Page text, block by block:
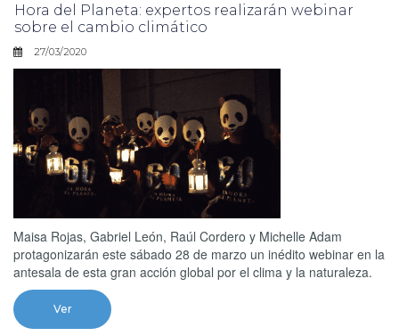
Hora del Planeta: expertos realizarán webinar
sobre el cambio climático
27/03/2020
Maisa Rojas, Gabriel León, Raúl Cordero y Michelle Adam
protagonizarán este sábado 28 de marzo un inédito webinar en la
antesala de esta gran acción global por el clima y la naturaleza.
Ver